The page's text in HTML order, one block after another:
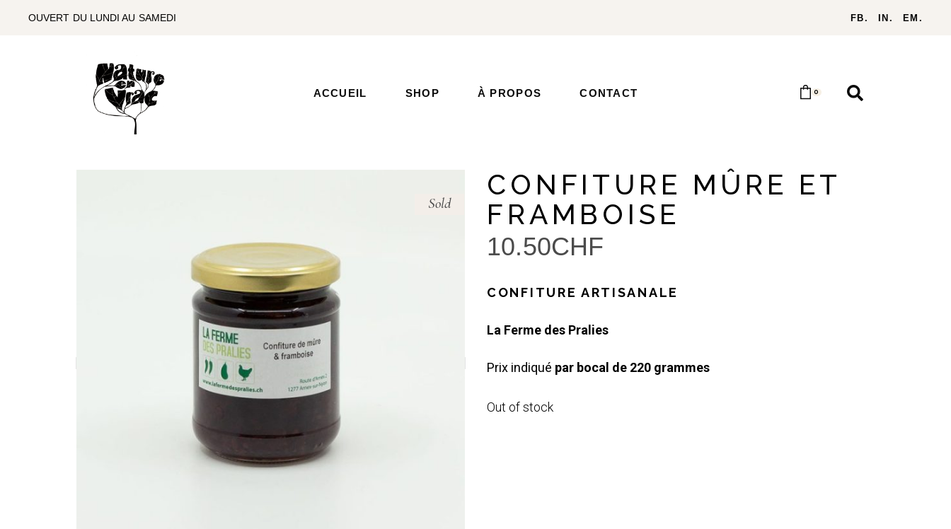
OUVERT DU LUNDI AU SAMEDI FB. IN. EM.
ACCUEIL SHOP À PROPOS CONTACT 0
Sold
CONFITURE MÛRE ET
FRAMBOISE
10.50CHF
CONFITURE ARTISANALE
La Ferme des Pralies
Prix indiqué par bocal de 220 grammes
Out of stock